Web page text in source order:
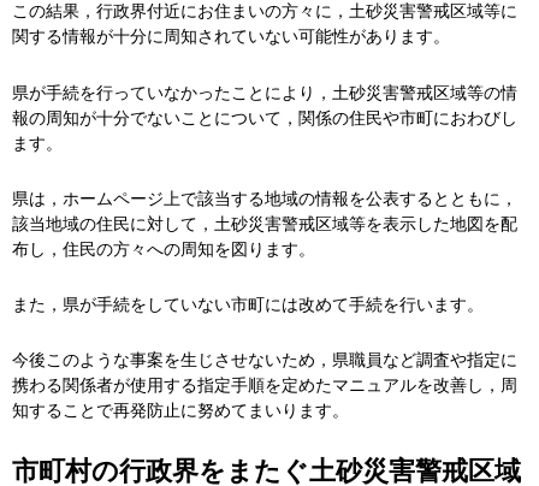
この結果，行政界付近にお住まいの方々に，土砂災害警戒区域等に
関する情報が十分に周知されていない可能性があります。
県が手続を行っていなかったことにより，土砂災害警戒区域等の情
報の周知が十分でないことについて，関係の住民や市町におわびし
ます。
県は，ホームページ上で該当する地域の情報を公表するとともに，
該当地域の住民に対して，土砂災害警戒区域等を表示した地図を配
布し，住民の方々への周知を図ります。
また，県が手続をしていない市町には改めて手続を行います。
今後このような事案を生じさせないため，県職員など調査や指定に
携わる関係者が使用する指定手順を定めたマニュアルを改善し，周
知することで再発防止に努めてまいります。
市町村の行政界をまたぐ土砂災害警戒区域